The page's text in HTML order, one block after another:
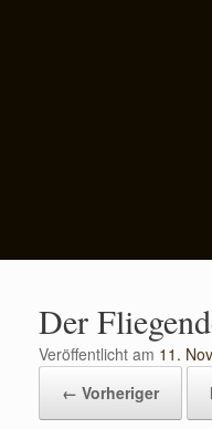
Der
Veröffentlicht am 11.
← Vorheriger